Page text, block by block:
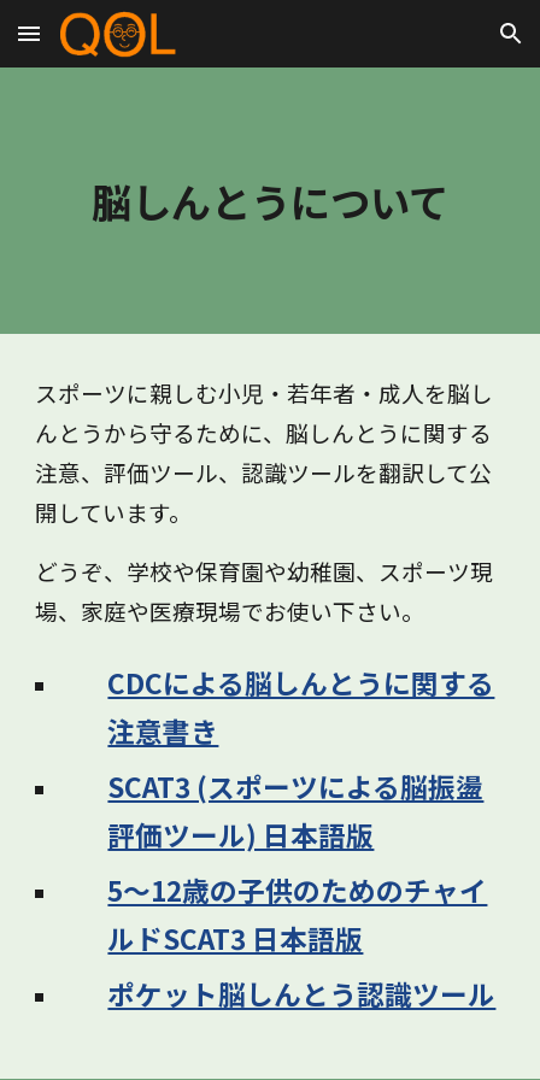
Skip to main content Skip to navigation
脳しんとうについて
スポーツに親しむ小児・若年者・成人を脳し
んとうから守るために、脳しんとうに関する
注意、評価ツール、認識ツールを翻訳して公
開しています。
どうぞ、学校や保育園や幼稚園、スポーツ現
場、家庭や医療現場でお使い下さい。
CDCによる脳しんとうに関する
注意書き
SCAT3 (スポーツによる脳振盪
評価ツール) 日本語版
5～12歳の子供のためのチャイ
ルドSCAT3 日本語版
ポケット脳しんとう認識ツール